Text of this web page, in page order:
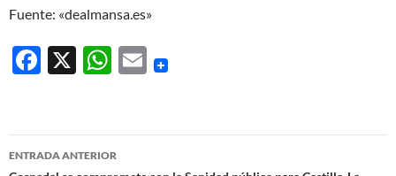
Fuente: «dealmansa.es»
F
b
X
W
s
E
Navegación
ENTRADA ANTERIOR